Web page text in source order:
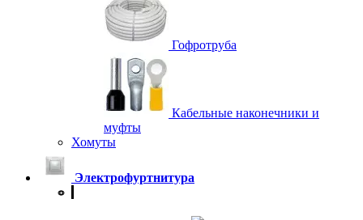
Гофротруба
Кабельные наконечники и
муфты
Хомуты
Электрофуртнитура